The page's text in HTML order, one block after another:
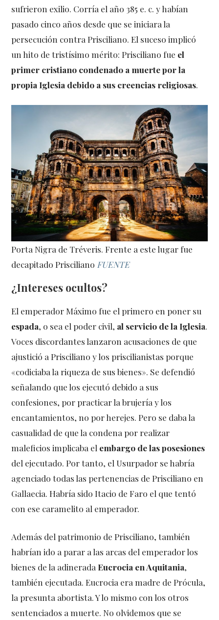
sufrieron exilio. Corría el año 385 e. c. y habían
pasado cinco años desde que se iniciara la
persecución contra Prisciliano. El suceso implicó
un hito de tristísimo mérito: Prisciliano fue el
primer cristiano condenado a muerte por la
propia Iglesia debido a sus creencias religiosas.
Porta Nigra de Tréveris. Frente a este lugar fue
decapitado Prisciliano FUENTE
¿Intereses ocultos?
El emperador Máximo fue el primero en poner su
espada, o sea el poder civil, al servicio de la Iglesia.
Voces discordantes lanzaron acusaciones de que
ajustició a Prisciliano y los priscilianistas porque
«codiciaba la riqueza de sus bienes». Se defendió
señalando que los ejecutó debido a sus
confesiones, por practicar la brujería y los
encantamientos, no por herejes. Pero se daba la
casualidad de que la condena por realizar
maleficios implicaba el embargo de las posesiones
del ejecutado. Por tanto, el Usurpador se habría
agenciado todas las pertenencias de Prisciliano en
Gallaecia. Habría sido Itacio de Faro el que tentó
con ese caramelito al emperador.
Además del patrimonio de Prisciliano, también
habrían ido a parar a las arcas del emperador los
bienes de la adinerada Eucrocia en Aquitania,
también ejecutada. Eucrocia era madre de Prócula,
la presunta abortista. Y lo mismo con los otros
sentenciados a muerte. No olvidemos que se